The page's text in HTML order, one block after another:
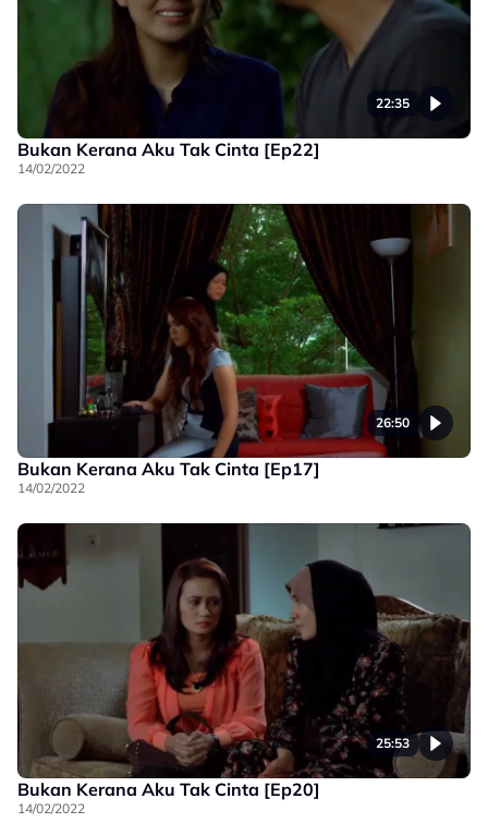
22:35
Bukan Kerana Aku Tak Cinta [Ep22]
14/02/2022
26:50
Bukan Kerana Aku Tak Cinta [Ep17]
14/02/2022
25:53
Bukan Kerana Aku Tak Cinta [Ep20]
14/02/2022